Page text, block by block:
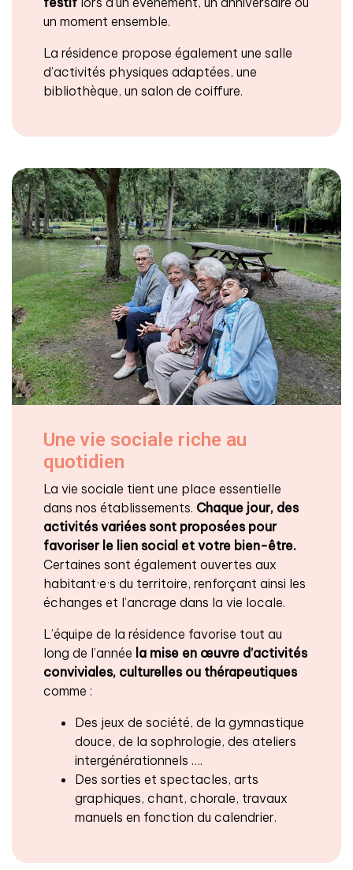
un moment ensemble.
La résidence propose également une salle
d’activités physiques adaptées, une
bibliothèque, un salon de coiffure.
Une vie sociale riche au
quotidien
La vie sociale tient une place essentielle
dans nos établissements. Chaque jour, des
activités variées sont proposées pour
favoriser le lien social et votre bien-être.
Certaines sont également ouvertes aux
habitant·e·s du territoire, renforçant ainsi les
échanges et l’ancrage dans la vie locale.
L’équipe de la résidence favorise tout au
long de l’année la mise en œuvre d’activités
conviviales, culturelles ou thérapeutiques
comme :
Des jeux de société, de la gymnastique
douce, de la sophrologie, des ateliers
intergénérationnels ….
Des sorties et spectacles, arts
graphiques, chant, chorale, travaux
manuels en fonction du calendrier.